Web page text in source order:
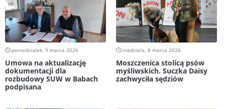
poniedziałek, 9 marca 2026
Umowa na aktualizację
dokumentacji dla
rozbudowy SUW w Babach
podpisana
niedziela, 8 marca 2026
Moszczenica stolicą psów
myśliwskich. Suczka Daisy
zachwyciła sędziów